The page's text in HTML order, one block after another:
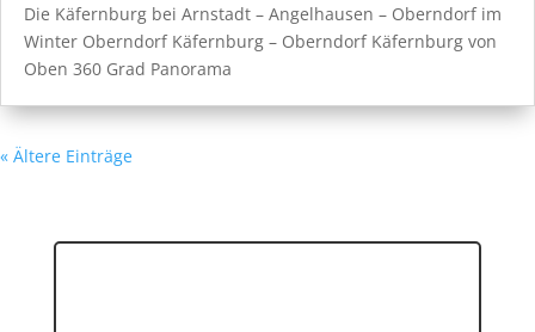
Die Käfernburg bei Arnstadt – Angelhausen – Oberndorf im
Winter Oberndorf Käfernburg – Oberndorf Käfernburg von
Oben 360 Grad Panorama
« Ältere Einträge